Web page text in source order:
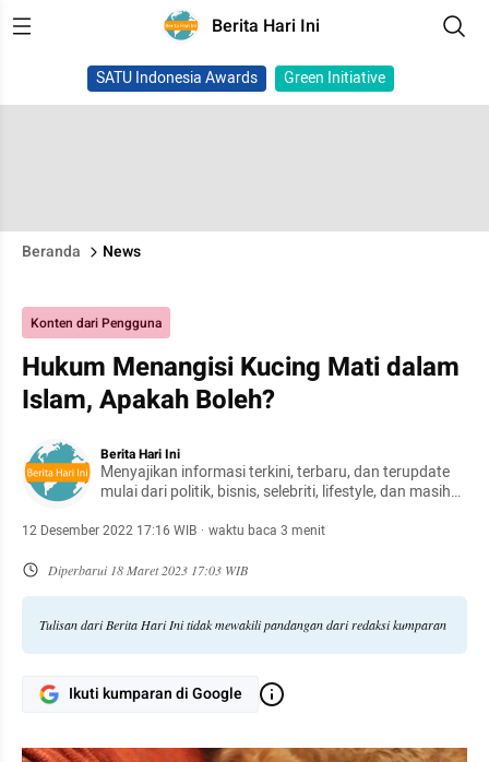
Berita Hari Ini
SATU Indonesia Awards Green Initiative
Beranda News
Konten dari Pengguna
Hukum Menangisi Kucing Mati dalam
Islam, Apakah Boleh?
Berita Hari Ini
Menyajikan informasi terkini, terbaru, dan terupdate
mulai dari politik, bisnis, selebriti, lifestyle, dan masih
12 Desember 2022 17:16 WIB · waktu baca 3 menit
Diperbarui 18 Maret 2023 17:03 WIB
Tulisan dari Berita Hari Ini tidak mewakili pandangan dari redaksi kumparan
Ikuti kumparan di Google